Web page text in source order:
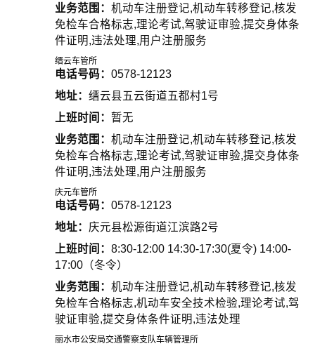
业务范围： 机动车注册登记,机动车转移登记,核发
免检车合格标志,理论考试,驾驶证审验,提交身体条
件证明,违法处理,用户注册服务
缙云车管所
电话号码： 0578-12123
地址： 缙云县五云街道五都村1号
上班时间： 暂无
业务范围： 机动车注册登记,机动车转移登记,核发
免检车合格标志,理论考试,驾驶证审验,提交身体条
件证明,违法处理,用户注册服务
庆元车管所
电话号码： 0578-12123
地址： 庆元县松源街道江滨路2号
上班时间： 8:30-12:00 14:30-17:30(夏令) 14:00-
17:00（冬令）
业务范围： 机动车注册登记,机动车转移登记,核发
免检车合格标志,机动车安全技术检验,理论考试,驾
驶证审验,提交身体条件证明,违法处理
丽水市公安局交通警察支队车辆管理所